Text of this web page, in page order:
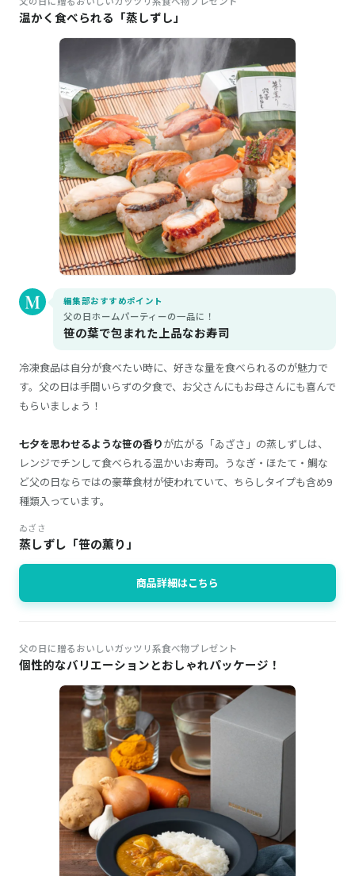
温かく食べられる「蒸しずし」
編集部おすすめポイント
父の日ホームパーティーの一品に！
笹の葉で包まれた上品なお寿司
冷凍食品は自分が食べたい時に、好きな量を食べられるのが魅力で
す。父の日は手間いらずの夕食で、お父さんにもお母さんにも喜んで
もらいましょう！
七夕を思わせるような笹の香りが広がる「ゐざさ」の蒸しずしは、
レンジでチンして食べられる温かいお寿司。うなぎ・ほたて・鯛な
ど父の日ならではの豪華食材が使われていて、ちらしタイプも含め9
種類入っています。
ゐざさ
蒸しずし「笹の薫り」
商品詳細はこちら
父の日に贈るおいしいガッツリ系食べ物プレゼント
個性的なバリエーションとおしゃれパッケージ！